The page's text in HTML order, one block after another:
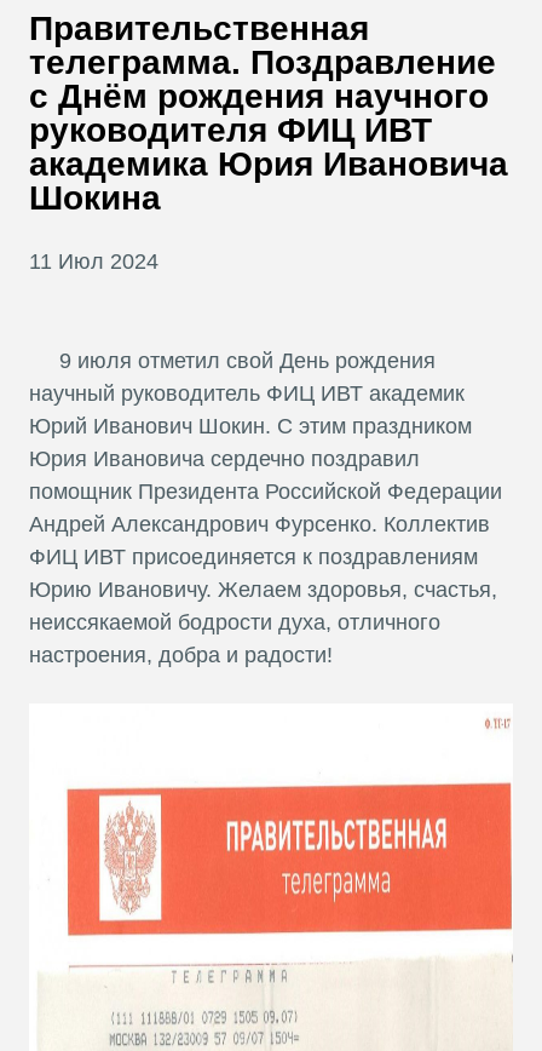
Т
Правительственная
телеграмма. Поздравление
с Днём рождения научного
руководителя ФИЦ ИВТ
академика Юрия Ивановича
Шокина
11 Июл 2024
9 июля отметил свой День рождения
научный руководитель ФИЦ ИВТ академик
Юрий Иванович Шокин. С этим праздником
Юрия Ивановича сердечно поздравил
помощник Президента Российской Федерации
Андрей Александрович Фурсенко. Коллектив
ФИЦ ИВТ присоединяется к поздравлениям
Юрию Ивановичу. Желаем здоровья, счастья,
неиссякаемой бодрости духа, отличного
настроения, добра и радости!